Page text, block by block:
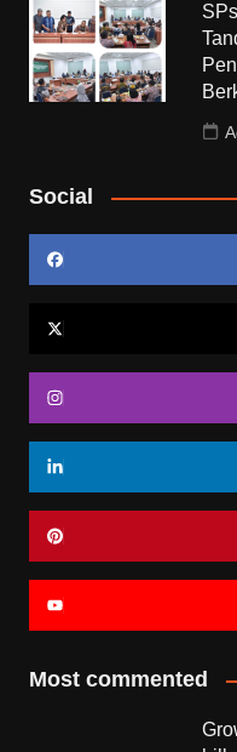
Social
Most commented